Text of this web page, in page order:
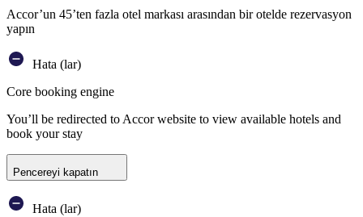
Accor’un 45’ten fazla otel markası arasından bir otelde rezervasyon
yapın
Hata (lar)
Core booking engine
You’ll be redirected to Accor website to view available hotels and
book your stay
Pencereyi kapatın
Hata (lar)